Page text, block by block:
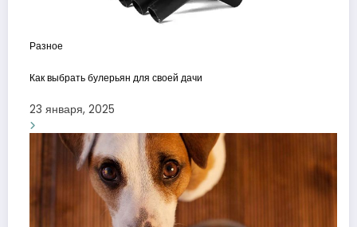
Разное
Как выбрать булерьян для своей дачи
23 января, 2025